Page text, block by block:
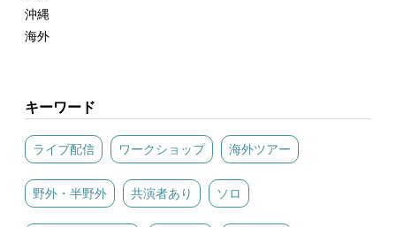
沖縄
海外
キーワード
ライブ配信 ワークショップ 海外ツアー
野外・半野外 共演者あり ソロ